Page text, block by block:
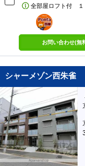
全部屋ロフト付 １
ポンタ
部屋
お問い合わせ(無
シャーメゾン西朱雀